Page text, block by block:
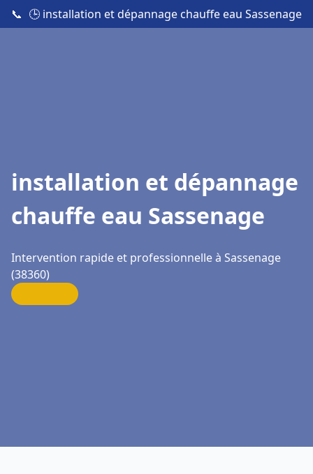
📞 🕒 installation et dépannage chauffe eau Sassenage
installation et dépannage
chauffe eau Sassenage
Intervention rapide et professionnelle à Sassenage
(38360)